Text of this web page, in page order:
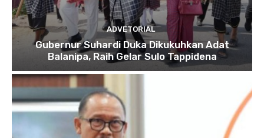
ADVETORIAL
Gubernur Suhardi Duka Dikukuhkan Adat
Balanipa, Raih Gelar Sulo Tappidena